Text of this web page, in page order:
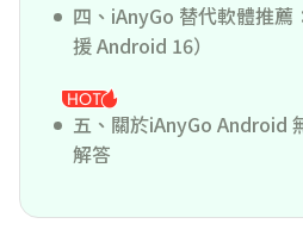
四、iAnyGo 替代軟體推
援 Android 16）
五、關於iAnyGo Android
解答